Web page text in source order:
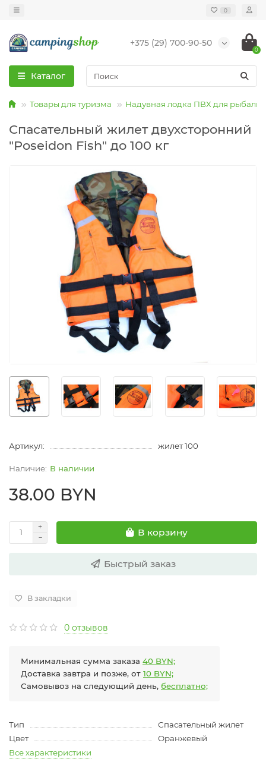
0
+375 (29) 700-90-50
0
Каталог
Товары для туризма Надувная лодка ПВХ для рыбалки
Спасательный жилет двухсторонний
"Poseidon Fish" до 100 кг
Артикул: жилет 100
В наличии
38.00 BYN
В корзину
Быстрый заказ
В закладки
0 отзывов
Минимальная сумма заказа 40 BYN;
Доставка завтра и позже, от 10 BYN;
Самовывоз на следующий день, бесплатно;
Тип
Спасательный жилет
Цвет
Оранжевый
Все характеристики